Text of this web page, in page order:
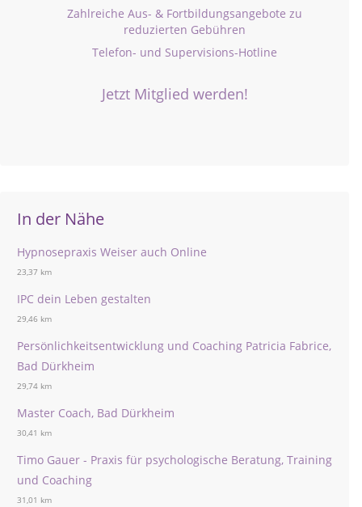
Zahlreiche Aus- & Fortbildungsangebote zu
reduzierten Gebühren
Telefon- und Supervisions-Hotline
Jetzt Mitglied werden!
In der Nähe
Hypnosepraxis Weiser auch Online
23,37 km
IPC dein Leben gestalten
29,46 km
Persönlichkeitsentwicklung und Coaching Patricia Fabrice,
Bad Dürkheim
29,74 km
Master Coach, Bad Dürkheim
30,41 km
Timo Gauer - Praxis für psychologische Beratung, Training
und Coaching
31,01 km